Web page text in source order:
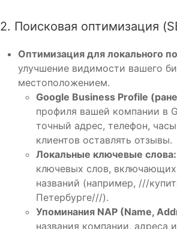
2. Поисковая оптимизация
Оптимизация для локального
улучшение видимости вашего
местоположением.
Google Business Profile
профиля вашей компании в
точный адрес, телефон,
клиентов оставлять отзывы.
Локальные ключевые слова:
ключевых слов,
названий (например, ///
Петербурге///).
Упоминания NAP (Name,
названия компании, адреса